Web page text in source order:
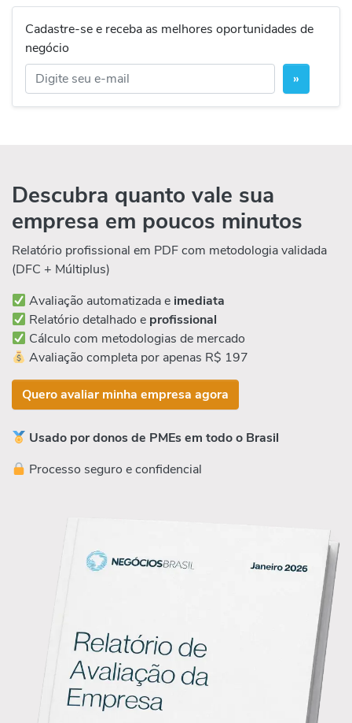
Cadastre-se e receba as melhores oportunidades de
negócio
»
Descubra quanto vale sua
empresa em poucos minutos
Relatório profissional em PDF com metodologia validada
(DFC + Múltiplus)
Avaliação automatizada e imediata
Relatório detalhado e profissional
Cálculo com metodologias de mercado
Avaliação completa por apenas R$ 197
Quero avaliar minha empresa agora
Usado por donos de PMEs em todo o Brasil
Processo seguro e confidencial